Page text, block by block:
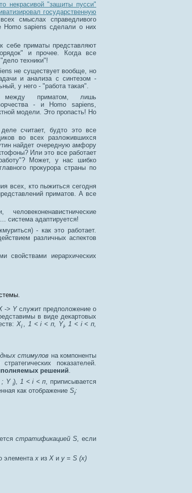
некрасивой "защиты пусси"
государственную
смыслах справедливого
sapiens сделали о них
себе приматы представляют
и прочее. Когда все
техники"!
не существует вообще, но
и анализа с синтезом -
у него - "работа такая".
приматом, лишь
- и Homo sapiens,
модели. Это пропасть! Но
считает, будто это все
во всех разложившихся
найдет очередную амфору
Или это все работает
Может, у нас шибко
прокурора страны по
всех, кто пыжиться сегодня
приматов. А все
система адаптируется!
- как это работает.
различных аспектов
свойствами иерархических
-> Yслужит предположение о
в виде декартовых
Xi, 1 < i < п, Yi, 1 < i < п,
стимулов на компоненты
показателей.
решений.
Y i), 1 < i < п , приписывается
как отображение Si:
стратификацией S, если
элементаx из Х и у = S (х)